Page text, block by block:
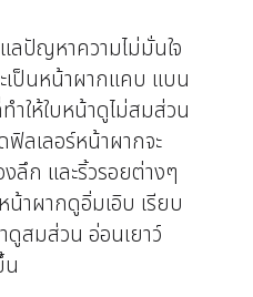
ลปัญหาความไม่มั่นใจ
เป็นหน้าผากแคบ แบน
ให้ใบหน้าดูไม่สมส่วน
ลเลอร์หน้าผากจะ
ลึก และริ้วรอยต่างๆ
าผากดูอิ่มเอิบ เรียบ
ดูสมส่วน อ่อนเยาว์